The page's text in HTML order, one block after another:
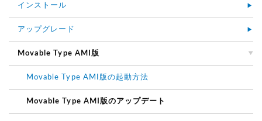
インストール
アップグレード
Movable Type AMI版
Movable Type AMI版の起動方法
Movable Type AMI版のアップデート